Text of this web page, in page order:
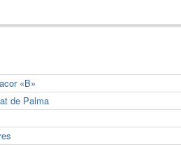
«B»
de Palma